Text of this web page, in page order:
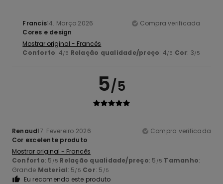
Francis14. Março 2026
Compra verificada
Cores e design
Mostrar original - Francês
Conforto: 4/5 Relação qualidade/preço: 4/5 Cor: 3/5
5/5
Renaud17. Fevereiro 2026
Compra verificada
Cor excelente produto
Mostrar original - Francês
Conforto: 5 /5 Relação qualidade/preço: 5 /5 Tamanho:
Grande Material: 5/5 Cor: 5 /5
Eu recomendo este produto